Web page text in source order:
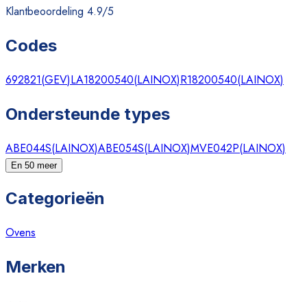
Klantbeoordeling 4.9/5
Codes
692821(GEV)LA18200540(LAINOX)R18200540(LAINOX)
Ondersteunde types
ABE044S(LAINOX)ABE054S(LAINOX)MVE042P(LAINOX)
En 50 meer
Categorieën
Ovens
Merken